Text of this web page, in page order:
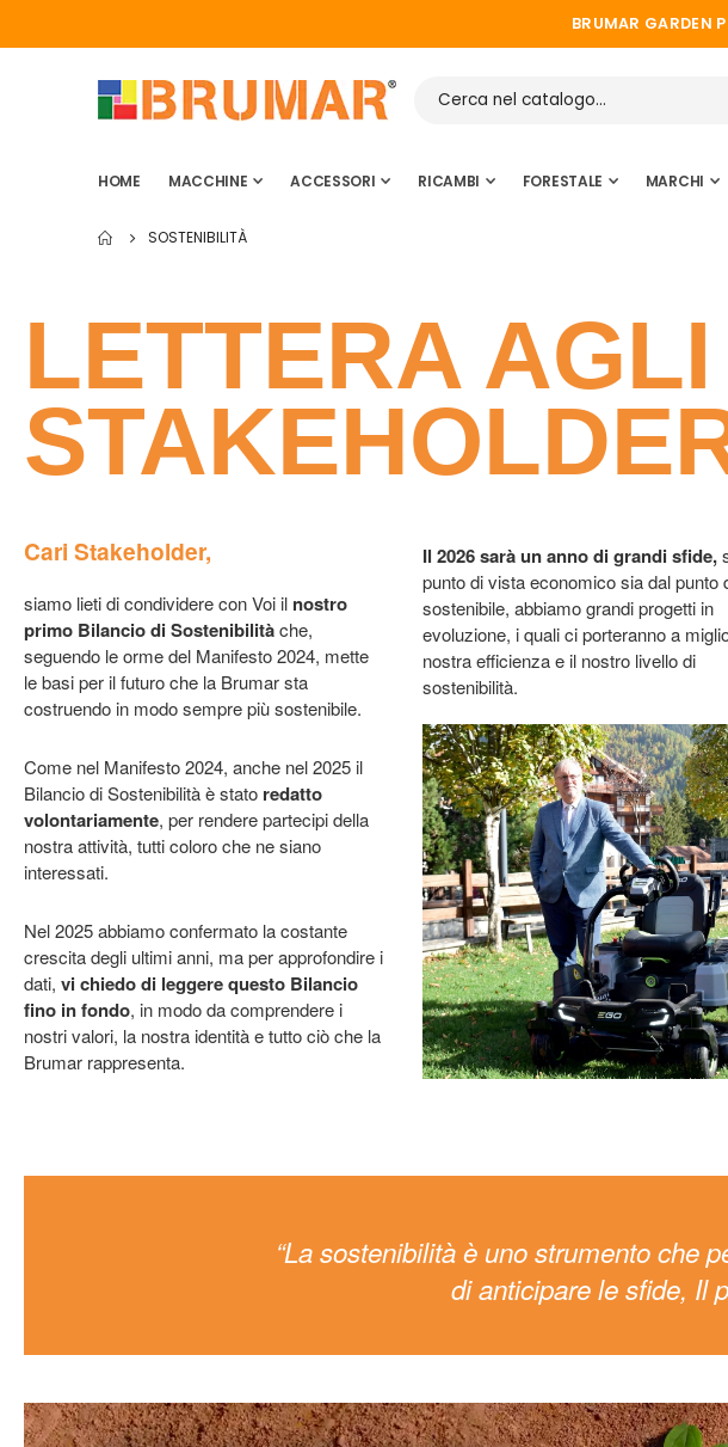
BRUMAR GARDEN
HOME MACCHINE ACCESSORI RICAMBI FORESTALE MARCHI
SOSTENIBILITÀ
LETTERA AGLI
Cari Stakeholder,
siamo lieti di condividere con Voi il nostro
primo Bilancio di Sostenibilitàche,
seguendo le orme del Manifesto 2024, mette
le basi per il futuro che la Brumar sta
costruendo in modo sempre più sostenibile.
Come nel Manifesto 2024, anche nel 2025 il
Bilancio di Sostenibilità è stato redatto
volontariamente, per rendere partecipi della
nostra attività, tutti coloro che ne siano
interessati.
Nel 2025 abbiamo confermato la costante
crescita degli ultimi anni, ma per approfondire i
dati, vi chiedo di leggere questo Bilancio
fino in fondo, in modo da comprendere i
nostri valori, la nostra identità e tutto ciò che la
Brumar rappresenta.
Il 2026 sarà un anno di grandi sfide,
punto di vista economico sia dal punto
sostenibile, abbiamo grandi progetti in
evoluzione, i quali ci porteranno a
nostra efficienza e il nostro livello di
sostenibilità.
“La sostenibilità è uno strumento che
di anticipare le sfide, Il